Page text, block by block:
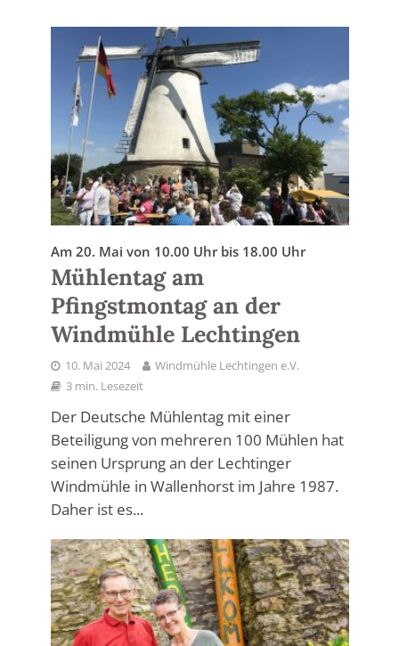
Am 20. Mai von 10.00 Uhr bis 18.00 Uhr
Mühlentag am
Pfingstmontag an der
Windmühle Lechtingen
10. Mai 2024
Windmühle Lechtingen e.V.
3 min. Lesezeit
Der Deutsche Mühlentag mit einer
Beteiligung von mehreren 100 Mühlen hat
seinen Ursprung an der Lechtinger
Windmühle in Wallenhorst im Jahre 1987.
Daher ist es...